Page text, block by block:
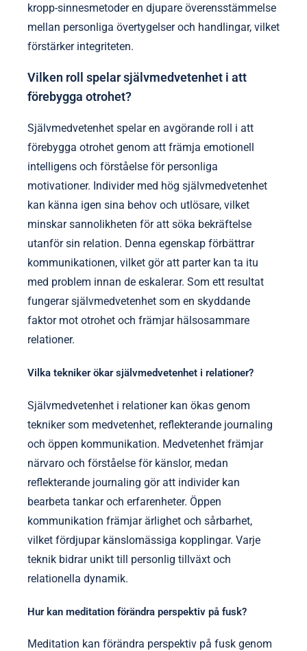
kropp-sinnesmetoder en djupare överensstämmelse
mellan personliga övertygelser och handlingar, vilket
förstärker integriteten.
Vilken roll spelar självmedvetenhet i att
förebygga otrohet?
Självmedvetenhet spelar en avgörande roll i att
förebygga otrohet genom att främja emotionell
intelligens och förståelse för personliga
motivationer. Individer med hög självmedvetenhet
kan känna igen sina behov och utlösare, vilket
minskar sannolikheten för att söka bekräftelse
utanför sin relation. Denna egenskap förbättrar
kommunikationen, vilket gör att parter kan ta itu
med problem innan de eskalerar. Som ett resultat
fungerar självmedvetenhet som en skyddande
faktor mot otrohet och främjar hälsosammare
relationer.
Vilka tekniker ökar självmedvetenhet i relationer?
Självmedvetenhet i relationer kan ökas genom
tekniker som medvetenhet, reflekterande journaling
och öppen kommunikation. Medvetenhet främjar
närvaro och förståelse för känslor, medan
reflekterande journaling gör att individer kan
bearbeta tankar och erfarenheter. Öppen
kommunikation främjar ärlighet och sårbarhet,
vilket fördjupar känslomässiga kopplingar. Varje
teknik bidrar unikt till personlig tillväxt och
relationella dynamik.
Hur kan meditation förändra perspektiv på fusk?
Meditation kan förändra perspektiv på fusk genom